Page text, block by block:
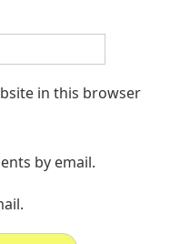
in this browser
by email.